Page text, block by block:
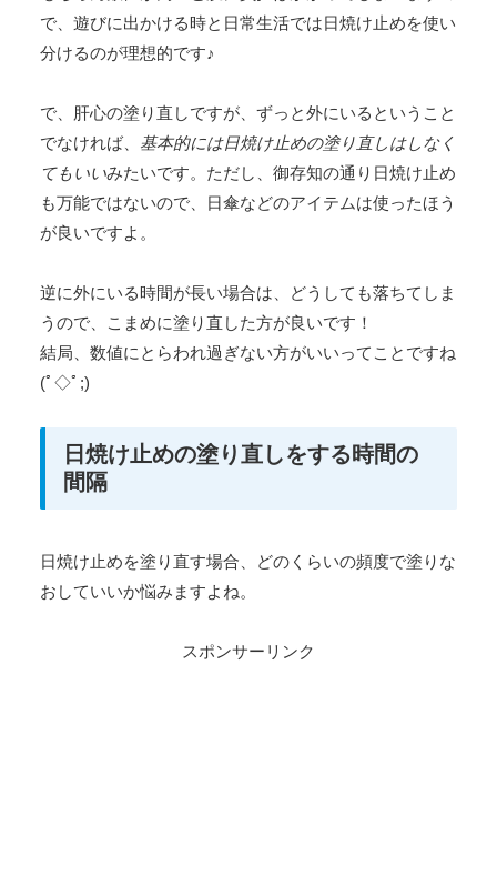
で、遊びに出かける時と日常生活では日焼け止めを使い
分けるのが理想的です♪
で、肝心の塗り直しですが、ずっと外にいるということ
でなければ、 基本的には日焼け止めの塗り直しはしなく
てもいいみたいです。ただし、御存知の通り日焼け止め
も万能ではないので、日傘などのアイテムは使ったほう
が良いですよ。
逆に外にいる時間が長い場合は、どうしても落ちてしま
うので、こまめに塗り直した方が良いです！
結局、数値にとらわれ過ぎない方がいいってことですね
(ﾟ◇ﾟ;)
日焼け止めの塗り直しをする時間の
間隔
日焼け止めを塗り直す場合、どのくらいの頻度で塗りな
おしていいか悩みますよね。
スポンサーリンク